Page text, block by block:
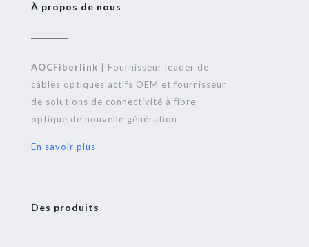
À propos de nous
AOCFiberlink | Fournisseur leader de
câbles optiques actifs OEM et fournisseur
de solutions de connectivité à fibre
optique de nouvelle génération
En savoir plus
Des produits